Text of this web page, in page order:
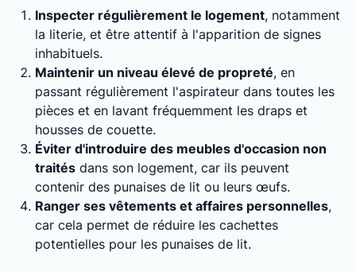
Inspecter régulièrement le logement, notamment
la literie, et être attentif à l'apparition de signes
inhabituels.
Maintenir un niveau élevé de propreté, en
passant régulièrement l'aspirateur dans toutes les
pièces et en lavant fréquemment les draps et
housses de couette.
Éviter d'introduire des meubles d'occasion non
traités dans son logement, car ils peuvent
contenir des punaises de lit ou leurs œufs.
Ranger ses vêtements et affaires personnelles,
car cela permet de réduire les cachettes
potentielles pour les punaises de lit.